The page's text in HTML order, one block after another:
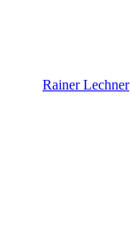
Rainer Lechner